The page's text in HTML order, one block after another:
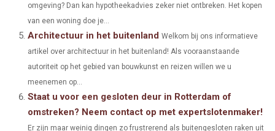
omgeving? Dan kan hypotheekadvies zeker niet ontbreken. Het kopen
van een woning doe je...
Architectuur in het buitenland Welkom bij ons informatieve
artikel over architectuur in het buitenland! Als vooraanstaande
autoriteit op het gebied van bouwkunst en reizen willen we u
meenemen op...
Staat u voor een gesloten deur in Rotterdam of
omstreken? Neem contact op met expertslotenmaker!
Er zijn maar weinig dingen zo frustrerend als buitengesloten raken uit